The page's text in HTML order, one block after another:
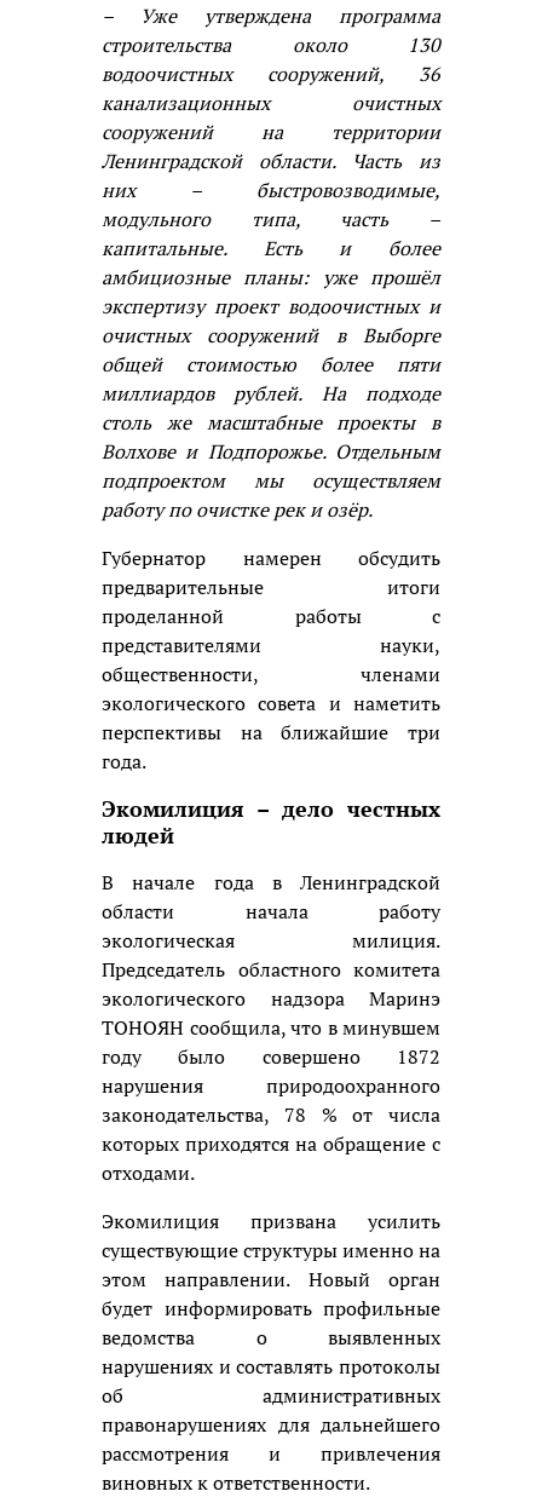
– Уже утверждена программа
строительства около 130
водоочистных сооружений, 36
канализационных очистных
сооружений на территории
Ленинградской области. Часть из
них – быстровозводимые,
модульного типа, часть –
капитальные. Есть и более
амбициозные планы: уже прошёл
экспертизу проект водоочистных и
очистных сооружений в Выборге
общей стоимостью более пяти
миллиардов рублей. На подходе
столь же масштабные проекты в
Волхове и Подпорожье. Отдельным
подпроектом мы осуществляем
работу по очистке рек и озёр.
Губернатор намерен обсудить
предварительные итоги
проделанной работы с
представителями науки,
общественности, членами
экологического совета и наметить
перспективы на ближайшие три
года.
Экомилиция – дело честных
людей
В начале года в Ленинградской
области начала работу
экологическая милиция.
Председатель областного комитета
экологического надзора Маринэ
ТОНОЯН сообщила, что в минувшем
году было совершено 1872
нарушения природоохранного
законодательства, 78 % от числа
которых приходятся на обращение с
отходами.
Экомилиция призвана усилить
существующие структуры именно на
этом направлении. Новый орган
будет информировать профильные
ведомства о выявленных
нарушениях и составлять протоколы
об административных
правонарушениях для дальнейшего
рассмотрения и привлечения
виновных к ответственности.